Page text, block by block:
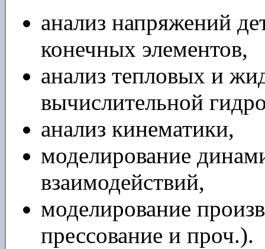
анализ напряжений
конечных элементов,
анализ тепловых и
вычислительной
анализ кинематики,
моделирование
взаимодействий,
моделирование
прессование и проч.).